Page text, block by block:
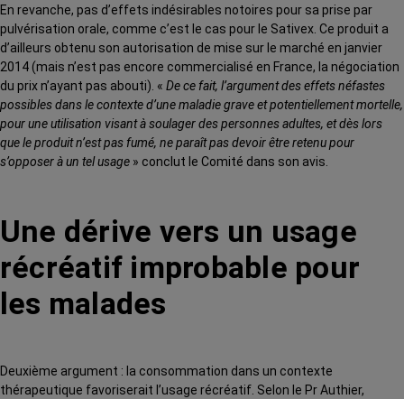
En revanche, pas d’effets indésirables notoires pour sa prise par
pulvérisation orale, comme c’est le cas pour le Sativex. Ce produit a
d’ailleurs obtenu son autorisation de mise sur le marché en janvier
2014 (mais n’est pas encore commercialisé en France, la négociation
du prix n’ayant pas abouti). « De ce fait, l’argument des effets néfastes
possibles dans le contexte d’une maladie grave et potentiellement mortelle,
pour une utilisation visant à soulager des personnes adultes, et dès lors
que le produit n’est pas fumé, ne paraît pas devoir être retenu pour
s’opposer à un tel usage » conclut le Comité dans son avis.
Une dérive vers un usage
récréatif improbable pour
les malades
Deuxième argument : la consommation dans un contexte
thérapeutique favoriserait l’usage récréatif. Selon le Pr Authier,